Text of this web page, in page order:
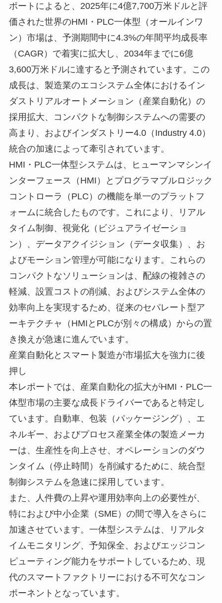
ポートによると、2025年に4億7,700万米ドルと評
価された世界のHMI・PLC一体型（オールインワ
ン）市場は、予測期間中に4.3%の年間平均成長率
（CAGR）で着実に拡大し、2034年までに6億
3,600万米ドルに達すると予測されています。この
成長は、製造業のエコシステム全体におけるイン
ダストリアルオートメーション（産業自動化）の
採用拡大、コンパクトな制御システムへの需要の
高まり、およびインダストリー4.0（Industry 4.0）
統合の加速によって牽引されています。
HMI・PLC一体型システムは、ヒューマンマシンイ
ンターフェース（HMI）とプログラマブルロジック
コントローラ（PLC）の機能を単一のプラットフ
ォームに統合したものです。これにより、リアル
タイム制御、視覚化（ビジュアライゼーショ
ン）、データアクイジション（データ収集）、お
よびモーション管理が可能になります。これらの
コンパクトなソリューションは、配線の複雑さの
軽減、設置コストの削減、およびシステム全体の
効率向上を実現するため、従来のセパレート型ア
ーキテクチャ（HMIとPLCが別々の構成）からの置
き換えが急速に進んでいます。
産業自動化とスマート製造が市場拡大を強力に後
押し
本レポートでは、産業自動化の拡大がHMI・PLC一
体型市場の主要な成長ドライバーであると特定し
ています。自動車、包装（パッケージング）、エ
ネルギー、およびプロセス産業全体の製造メーカ
ーは、生産性を向上させ、オペレーションのダウ
ンタイム（停止時間）を削減するために、統合型
制御システムを急速に採用しています。
また、人件費の上昇や運用効率向上の必要性が、
特におよび中小企業（SME）の間で導入をさらに
加速させています。一体型システムは、リアルタ
イムモニタリング、予知保全、およびエッジコン
ピューティング能力をサポートしているため、現
代のスマートファクトリーにおける不可欠なコン
ポーネントとなっています。